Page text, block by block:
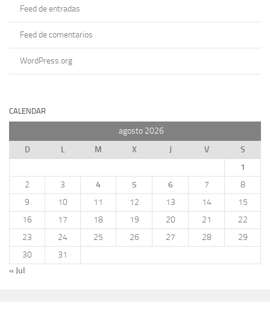
Feed de entradas
Feed de comentarios
WordPress.org
CALENDAR
agosto 2026
D
L M X J V
S
1
2
3 4 5 6 7
8
9
10 11 12 13 14
15
16
17 18 19 20 21
22
23
24 25 26 27 28
29
30
31
« Jul